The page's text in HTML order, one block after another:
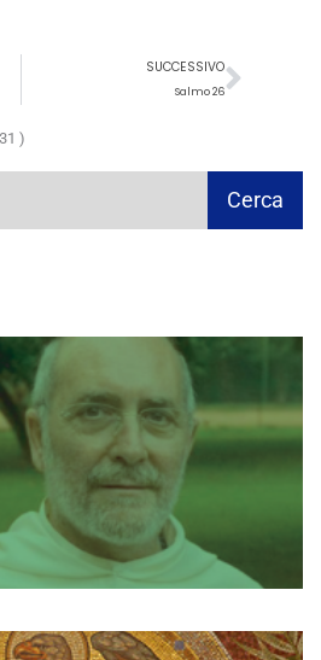
SUCCESSIVO
Salmo 26
)
Cerca